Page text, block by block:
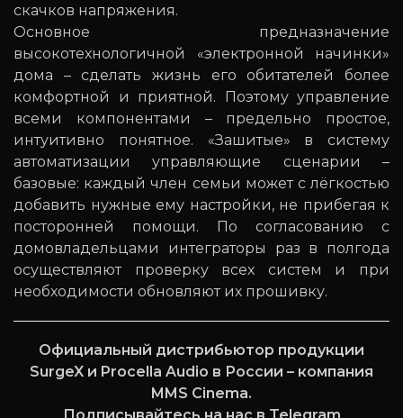
скачков напряжения.
Основное предназначение
высокотехнологичной «электронной начинки»
дома – сделать жизнь его обитателей более
комфортной и приятной. Поэтому управление
всеми компонентами – предельно простое,
интуитивно понятное. «Зашитые» в систему
автоматизации управляющие сценарии –
базовые: каждый член семьи может с лёгкостью
добавить нужные ему настройки, не прибегая к
посторонней помощи. По согласованию с
домовладельцами интеграторы раз в полгода
осуществляют проверку всех систем и при
необходимости обновляют их прошивку.
Официальный дистрибьютор продукции
SurgeX и Procella Audio в России – компания
MMS Cinema.